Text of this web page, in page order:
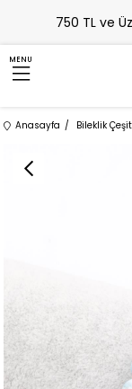
750 TL ve
MENU
Anasayfa Bileklik